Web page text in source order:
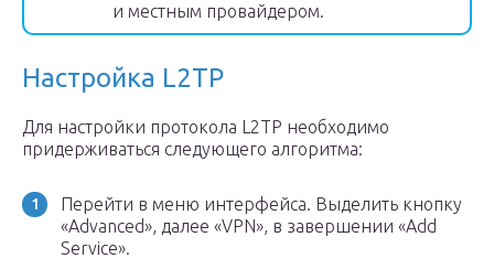
и местным провайдером.
Настройка L2TP
Для настройки протокола L2TP необходимо
придерживаться следующего алгоритма:
Перейти в меню интерфейса. Выделить кнопку
«Advanced», далее «VPN», в завершении «Add
Service».